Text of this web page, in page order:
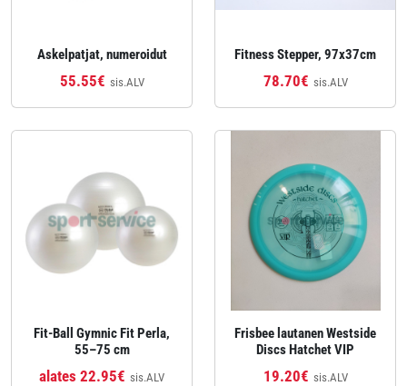
Askelpatjat, numeroidut
55.55€ sis.ALV
Fitness Stepper, 97x37cm
78.70€ sis.ALV
Fit‑Ball Gymnic Fit Perla,
55–75 cm
alates 22.95€ sis.ALV
Frisbee lautanen Westside
Discs Hatchet VIP
19.20€ sis.ALV